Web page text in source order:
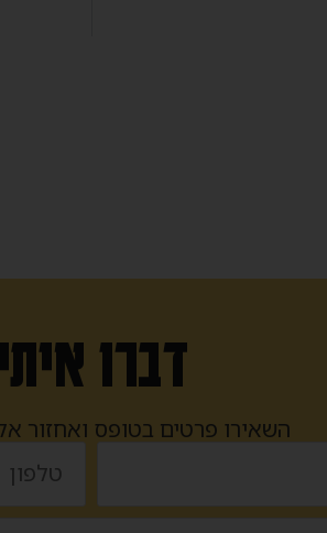
דברו
השאירו פרטים בטופס ואחזור